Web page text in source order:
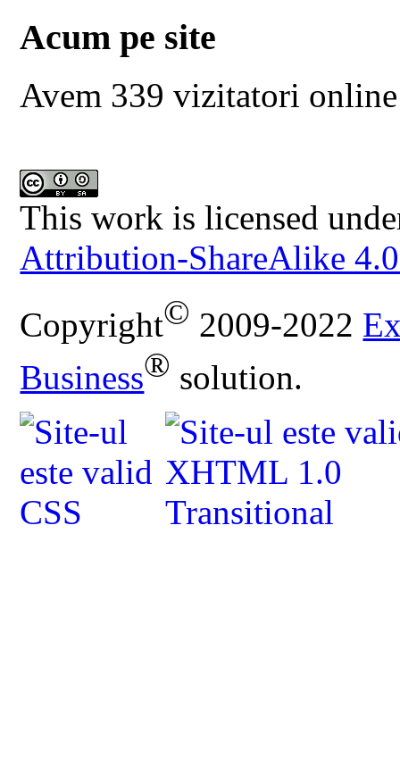
Acum pe site
Avem 339 vizitatori online
This work is licensed
Attribution-ShareAlike
Copyright© 2009-2022
Business® solution.